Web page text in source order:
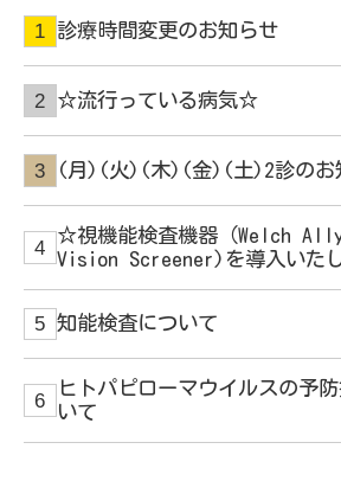
診療時間変更のお知らせ
☆流行っている病気☆
(月)(火)(木)(金)(土)2診のお
☆視機能検査機器（Welch
Vision Screener)を導入いた
知能検査について
ヒトパピローマウイルスの予
いて